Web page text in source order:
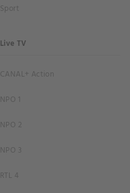
Sport
Live TV
CANAL+ Action
NPO 1
NPO 2
NPO 3
RTL 4